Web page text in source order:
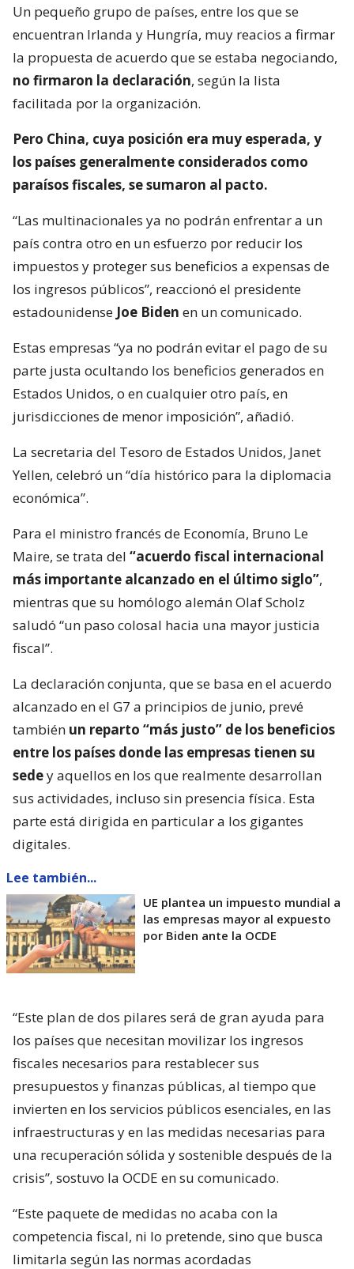
Un pequeño grupo de países, entre los que se
encuentran Irlanda y Hungría, muy reacios a firmar
la propuesta de acuerdo que se estaba negociando,
no firmaron la declaración, según la lista
facilitada por la organización.
Pero China, cuya posición era muy esperada, y
los países generalmente considerados como
paraísos fiscales, se sumaron al pacto.
“Las multinacionales ya no podrán enfrentar a un
país contra otro en un esfuerzo por reducir los
impuestos y proteger sus beneficios a expensas de
los ingresos públicos”, reaccionó el presidente
estadounidense Joe Biden en un comunicado.
Estas empresas “ya no podrán evitar el pago de su
parte justa ocultando los beneficios generados en
Estados Unidos, o en cualquier otro país, en
jurisdicciones de menor imposición”, añadió.
La secretaria del Tesoro de Estados Unidos, Janet
Yellen, celebró un “día histórico para la diplomacia
económica”.
Para el ministro francés de Economía, Bruno Le
Maire, se trata del “acuerdo fiscal internacional
más importante alcanzado en el último siglo”,
mientras que su homólogo alemán Olaf Scholz
saludó “un paso colosal hacia una mayor justicia
fiscal”.
La declaración conjunta, que se basa en el acuerdo
alcanzado en el G7 a principios de junio, prevé
también un reparto “más justo” de los beneficios
entre los países donde las empresas tienen su
sedey aquellos en los que realmente desarrollan
sus actividades, incluso sin presencia física. Esta
parte está dirigida en particular a los gigantes
digitales.
Lee también...
UE plantea un impuesto mundial a
las empresas mayor al expuesto
por Biden ante la OCDE
“Este plan de dos pilares será de gran ayuda para
los países que necesitan movilizar los ingresos
fiscales necesarios para restablecer sus
presupuestos y finanzas públicas, al tiempo que
invierten en los servicios públicos esenciales, en las
infraestructuras y en las medidas necesarias para
una recuperación sólida y sostenible después de la
crisis”, sostuvo la OCDE en su comunicado.
“Este paquete de medidas no acaba con la
competencia fiscal, ni lo pretende, sino que busca
limitarla según las normas acordadas